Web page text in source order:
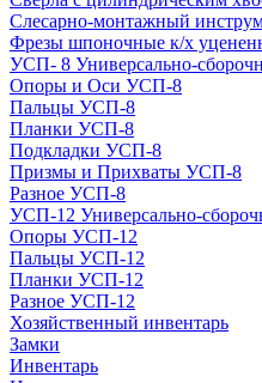
Слесарно-монтажный
Фрезы шпоночные к/х
УСП- 8 Универсально-
Опоры и Оси УСП-8
Пальцы УСП-8
Планки УСП-8
Подкладки УСП-8
Призмы и Прихваты УСП-8
Разное УСП-8
УСП-12 Универсально-
Опоры УСП-12
Пальцы УСП-12
Планки УСП-12
Разное УСП-12
Хозяйственный инвентарь
Замки
Инвентарь